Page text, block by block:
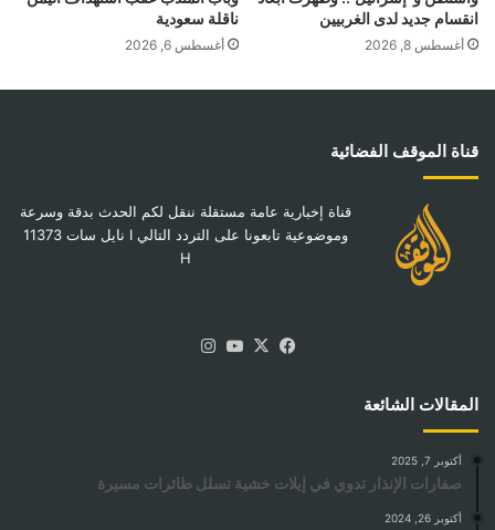
انقسام جديد لدى الغربيين
أغسطس 8, 2026
ناقلة سعودية
أغسطس 6, 2026
قناة الموقف الفضائية
قناة إخبارية عامة مستقلة ننقل لكم الحدث بدقة وسرعة
وموضوعية تابعونا على التردد التالي I نايل سات 11373
H
فيسبوك
‫X
‫YouTube
المقالات الشائعة
أكتوبر 7, 2025
صفارات الإنذار تدوي في إيلات خشية تسلل طائرات مسيرة
أكتوبر 26, 2024